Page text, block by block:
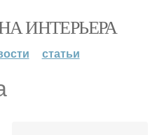
ИНТЕРЬЕРА
статьи